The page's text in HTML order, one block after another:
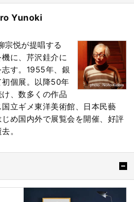
Yunoki
宗悦が提唱する
機に、芹沢銈介に
す。1955年、銀
個展。以降50年
、数多くの作品
立ギメ東洋美術館、日本民藝
め国内外で展覧会を開催、好評
。